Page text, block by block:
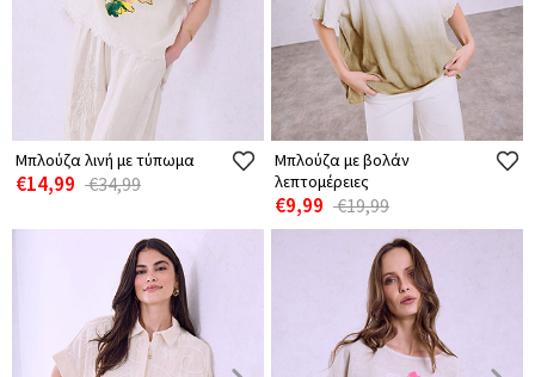
Μπλούζα λινή με τύπωμα
€14,99 €34,99
Μπλούζα με βολάν
λεπτομέρειες
€9,99 €19,99